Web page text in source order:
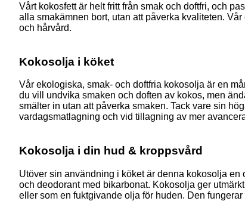
Vårt kokosfett är helt fritt från smak och doftfri, och
alla smakämnen bort, utan att påverka kvaliteten.
och hårvård.
Kokosolja i köket
Vår ekologiska, smak- och doftfria kokosolja är en
du vill undvika smaken och doften av kokos, men
smälter in utan att påverka smaken. Tack vare sin
vardagsmatlagning och vid tillagning av mer
Kokosolja i din hud & kroppsvård
Utöver sin användning i köket är denna kokosolja
och deodorant med bikarbonat. Kokosolja ger
eller som en fuktgivande olja för huden. Den